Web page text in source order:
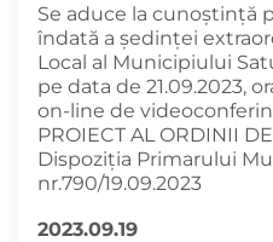
Se aduce la cunoștință
îndată a ședinței
Local al Municipiului
pe data de 21.09.2023,
on-line de
PROIECT AL ORDINII
Dispoziția Primarului
nr.790/19.09.2023
2023.09.19